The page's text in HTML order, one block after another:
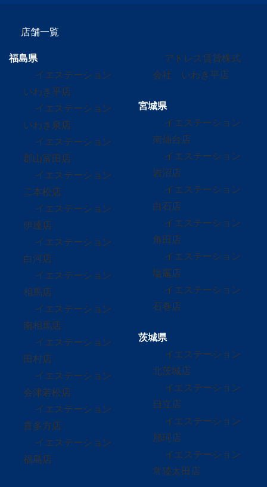
店舗一覧
福島県
イエステーション
いわき平店
イエステーション
いわき泉店
イエステーション
郡山富田店
イエステーション
二本松店
イエステーション
伊達店
イエステーション
白河店
イエステーション
相馬店
イエステーション
南相馬店
イエステーション
田村店
イエステーション
会津若松店
イエステーション
喜多方店
イエステーション
福島店
アドレス賃貸株式
会社 いわき平店
宮城県
イエステーション
南仙台店
イエステーション
岩沼店
イエステーション
白石店
イエステーション
角田店
イエステーション
塩竈店
イエステーション
石巻店
茨城県
イエステーション
北茨城店
イエステーション
日立店
イエステーション
那珂店
イエステーション
常陸太田店